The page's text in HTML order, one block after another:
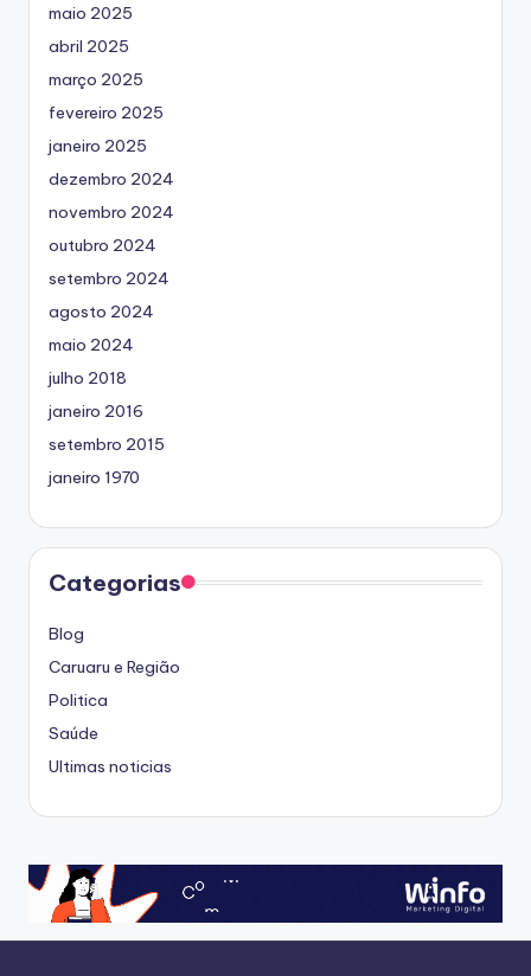
maio 2025
abril 2025
março 2025
fevereiro 2025
janeiro 2025
dezembro 2024
novembro 2024
outubro 2024
setembro 2024
agosto 2024
maio 2024
julho 2018
janeiro 2016
setembro 2015
janeiro 1970
Categorias
Blog
Caruaru e Região
Politica
Saúde
Ultimas noticias